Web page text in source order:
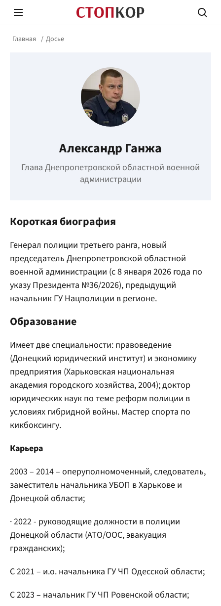
Стоп Политической Коррупции
Главная Досье
Александр Ганжа
Глава Днепропетровской областной военной
администрации
Короткая биография
Генерал полиции третьего ранга, новый
председатель Днепропетровской областной
военной администрации (с 8 января 2026 года по
указу Президента №36/2026), предыдущий
начальник ГУ Нацполиции в регионе.
Образование
Имеет две специальности: правоведение
(Донецкий юридический институт) и экономику
предприятия (Харьковская национальная
академия городского хозяйства, 2004); доктор
юридических наук по теме реформ полиции в
условиях гибридной войны. Мастер спорта по
кикбоксингу.
Карьера
2003 – 2014 – оперуполномоченный, следователь,
заместитель начальника УБОП в Харькове и
Донецкой области;
· 2022 - руководящие должности в полиции
Донецкой области (АТО/ООС, эвакуация
гражданских);
С 2021 – и.о. начальника ГУ ЧП Одесской области;
С 2023 – начальник ГУ ЧП Ровенской области;